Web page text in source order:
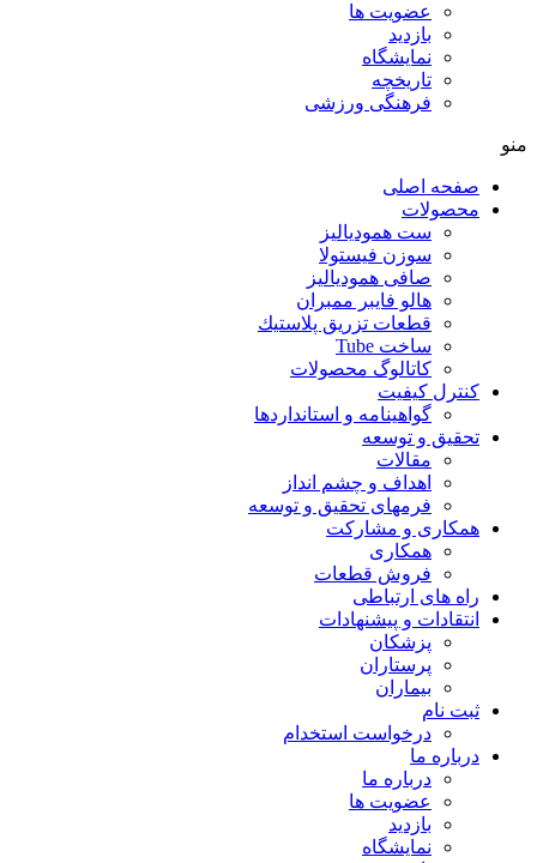
عضویت ها
بازدید
نمایشگاه
تاريخچه
فرهنگی ورزشی
منو
صفحه اصلی
محصولات
ست همودیالیز
سوزن فیستولا
صافی همودیالیز
هالو فایبر ممبران
قطعات تزريق پلاستيك
ساخت Tube
کاتالوگ محصولات
کنترل کیفیت
گواهينامه و استانداردها
تحقيق و توسعه
مقالات
اهداف و چشم انداز
فرمهای تحقیق و توسعه
همکاری و مشارکت
همکاری
فروش قطعات
راه های ارتباطی
انتقادات و پيشنهادات
پزشكان
پرستاران
بيماران
ثبت نام
درخواست استخدام
درباره ما
درباره ما
عضویت ها
بازدید
نمایشگاه